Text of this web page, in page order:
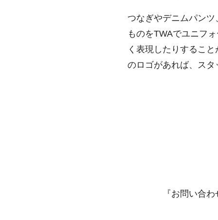
つなぎやデニムパン
ものをTWAでユニフ
く表現したりするこ
のロゴがあれば、ス
『お問い合